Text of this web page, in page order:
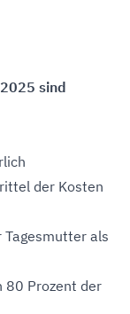
sind
der Kosten
Tagesmutter als
80 Prozent der